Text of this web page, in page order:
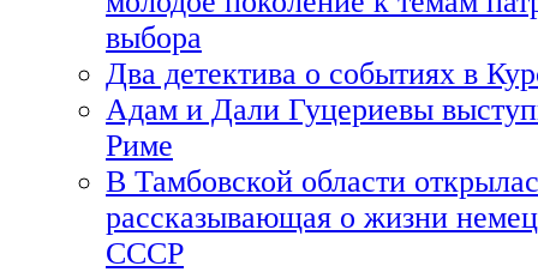
выбора
Два детектива о событиях в
Адам и Дали Гуцериевы
Риме
В Тамбовской области
рассказывающая о жизни
СССР